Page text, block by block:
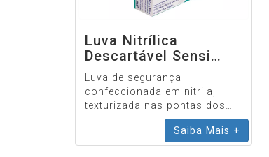
Luva Nitrílica
Descartável Sensi
Black
Luva de segurança
confeccionada em nitrila,
texturizada nas pontas dos
Saiba Mais +